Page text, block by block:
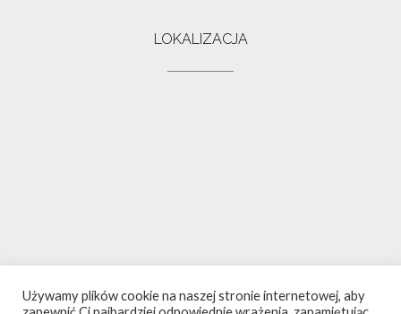
LOKALIZACJA
Używamy plików cookie na naszej stronie internetowej, aby